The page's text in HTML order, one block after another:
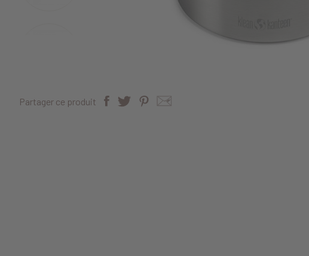
Partager ce produit